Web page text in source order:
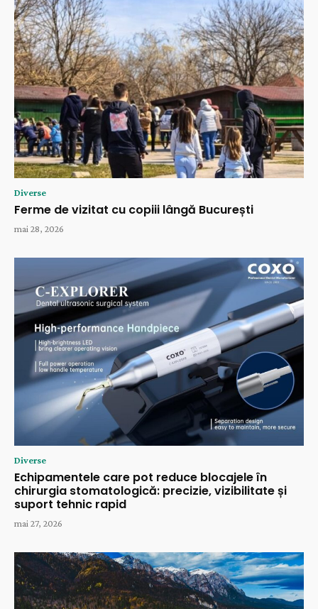
Diverse
Ferme de vizitat cu copiii lângă București
mai 28, 2026
Diverse
Echipamentele care pot reduce blocajele în
chirurgia stomatologică: precizie, vizibilitate și
suport tehnic rapid
mai 27, 2026